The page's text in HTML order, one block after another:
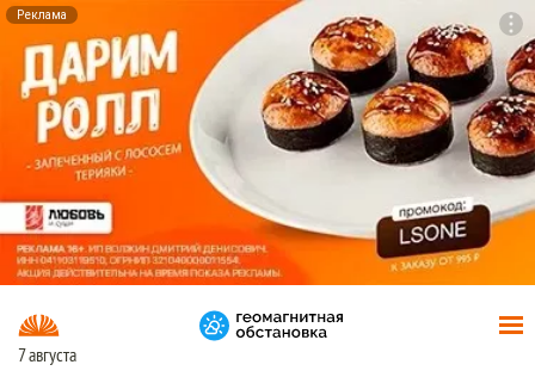
Реклама
7 августа